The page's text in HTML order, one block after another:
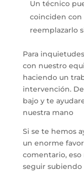
Un técnico
coinciden con
reemplazarlo
Para
con nuestro
haciendo un
intervención.
bajo y te
nuestra mano
Si se te hemos
un enorme
comentario, eso
seguir subiendo